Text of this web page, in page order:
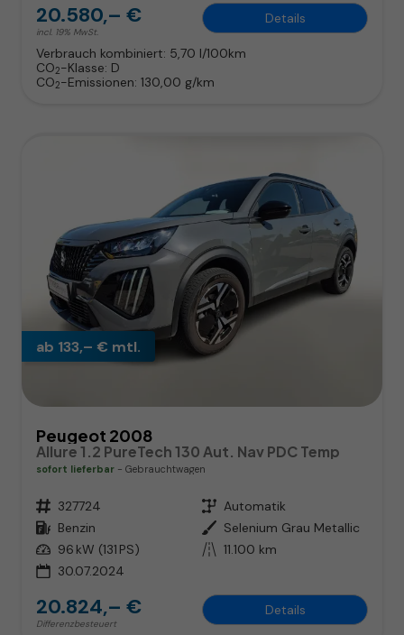
20.580,– €
incl. 19% MwSt.
Details
Verbrauch kombiniert: 5,70 l/100km
CO2-Klasse: D
CO2-Emissionen: 130,00 g/km
ab 133,– € mtl.
Peugeot 2008
Allure 1.2 PureTech 130 Aut. Nav PDC Temp
sofort lieferbar Gebrauchtwagen
Fahrzeugnr. 327724 Getriebe Automatik
Kraftstoff Benzin Außenfarbe Selenium Grau Metallic
Leistung 96 kW (131 PS) Kilometerstand 11.100 km
30.07.2024
20.824,– €
Differenzbesteuert
Details